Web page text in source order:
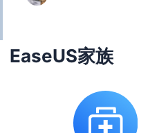
EaseUS家族